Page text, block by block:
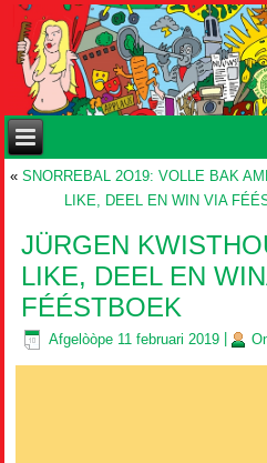
«SNORREBAL 2O19: VOLLE BAK
LIKE, DEEL EN WIN VIA
JÜRGEN
LIKE, DEEL EN
FÉÉSTBOEK
Afgelòòpe 11 februari 2019